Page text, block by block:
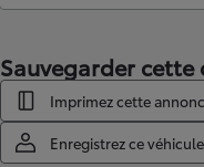
Sauvegarder
Imprimez cette
Enregistrez ce